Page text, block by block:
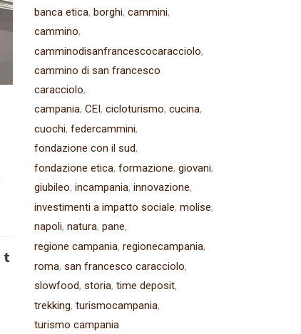
banca etica borghi cammini
cammino
camminodisanfrancescocaracciolo
cammino di san francesco
caracciolo
campania CEI cicloturismo cucina
cuochi federcammini
fondazione con il sud
fondazione etica formazione giovani
giubileo incampania innovazione
investimenti a impatto sociale molise
napoli natura pane
regione campania regionecampania
roma san francesco caracciolo
slowfood storia time deposit
trekking turismocampania
turismo campania